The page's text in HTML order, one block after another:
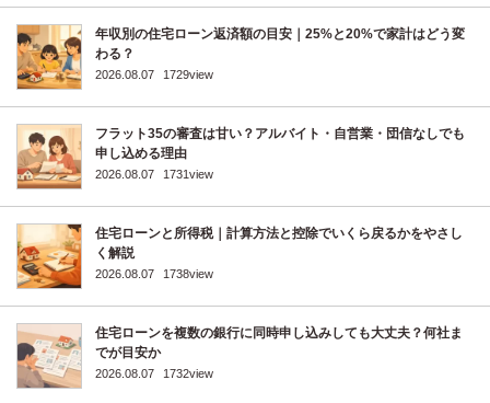
年収別の住宅ローン返済額の目安｜25%と20%で家計はどう変
わる？
2026.08.07 1729view
フラット35の審査は甘い？アルバイト・自営業・団信なしでも
申し込める理由
2026.08.07 1731view
住宅ローンと所得税｜計算方法と控除でいくら戻るかをやさし
く解説
2026.08.07 1738view
住宅ローンを複数の銀行に同時申し込みしても大丈夫？何社ま
でが目安か
2026.08.07 1732view